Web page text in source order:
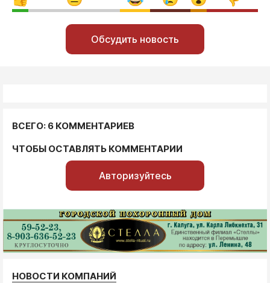
Обсудить новость
ВСЕГО: 6 КОММЕНТАРИЕВ
ЧТОБЫ ОСТАВЛЯТЬ КОММЕНТАРИИ
Авторизуйтесь
НОВОСТИ КОМПАНИЙ